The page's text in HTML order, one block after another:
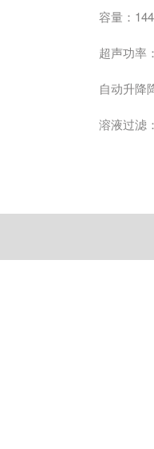
容量：
超声功率
自动升降
溶液过滤